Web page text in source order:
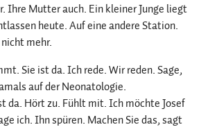
Ihre Mutter auch. Ein kleiner Junge liegt
heute. Auf eine andere Station.
mehr.
Sie ist da. Ich rede. Wir reden. Sage,
auf der Neonatologie.
da. Hört zu. Fühlt mit. Ich möchte Josef
ich. Ihn spüren. Machen Sie das, sagt